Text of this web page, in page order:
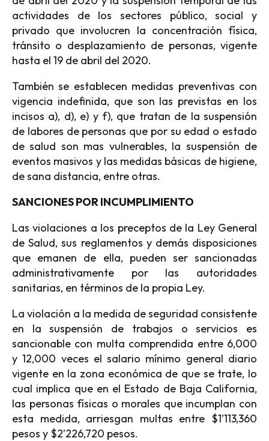
actividades de los sectores público, social y
privado que involucren la concentración física,
tránsito o desplazamiento de personas, vigente
hasta el 19 de abril del 2020.
También se establecen medidas preventivas con
vigencia indefinida, que son las previstas en los
incisos a), d), e) y f), que tratan de la suspensión
de labores de personas que por su edad o estado
de salud son mas vulnerables, la suspensión de
eventos masivos y las medidas básicas de higiene,
de sana distancia, entre otras.
SANCIONES POR INCUMPLIMIENTO
Las violaciones a los preceptos de la Ley General
de Salud, sus reglamentos y demás disposiciones
que emanen de ella, pueden ser sancionadas
administrativamente por las autoridades
sanitarias, en términos de la propia Ley.
La violación a la medida de seguridad consistente
en la suspensión de trabajos o servicios es
sancionable con multa comprendida entre 6,000
y 12,000 veces el salario mínimo general diario
vigente en la zona económica de que se trate, lo
cual implica que en el Estado de Baja California,
las personas físicas o morales que incumplan con
esta medida, arriesgan multas entre $1’113,360
pesos y $2’226,720 pesos.